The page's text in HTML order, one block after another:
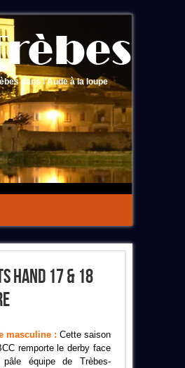
dans l'Aude à la loupe
Hand 17 & 18
masculine : Cette saison
remporte le derby face
équipe de Trèbes-